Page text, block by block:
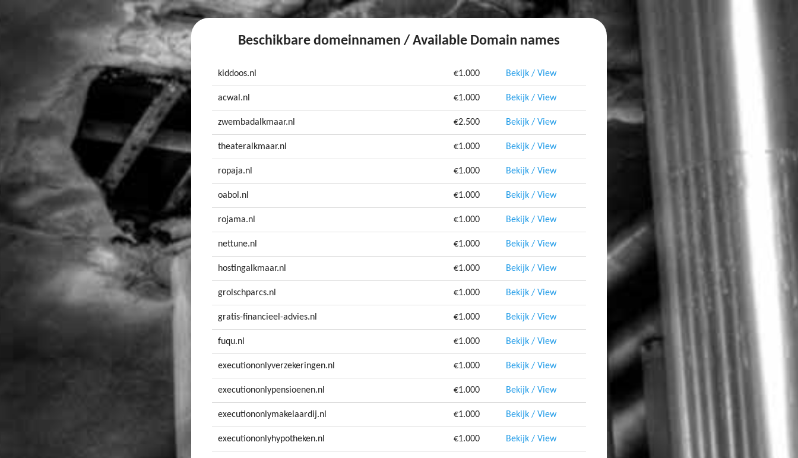
Beschikbare domeinnamen / Available Domain names
kiddoos.nl €1.000 Bekijk / View
acwal.nl €1.000 Bekijk / View
zwembadalkmaar.nl €2.500 Bekijk / View
theateralkmaar.nl €1.000 Bekijk / View
ropaja.nl €1.000 Bekijk / View
oabol.nl €1.000 Bekijk / View
rojama.nl €1.000 Bekijk / View
nettune.nl €1.000 Bekijk / View
hostingalkmaar.nl €1.000 Bekijk / View
grolschparcs.nl €1.000 Bekijk / View
gratis-financieel-advies.nl €1.000 Bekijk / View
fuqu.nl €1.000 Bekijk / View
executiononlyverzekeringen.nl €1.000 Bekijk / View
executiononlypensioenen.nl €1.000 Bekijk / View
executiononlymakelaardij.nl €1.000 Bekijk / View
executiononlyhypotheken.nl €1.000 Bekijk / View